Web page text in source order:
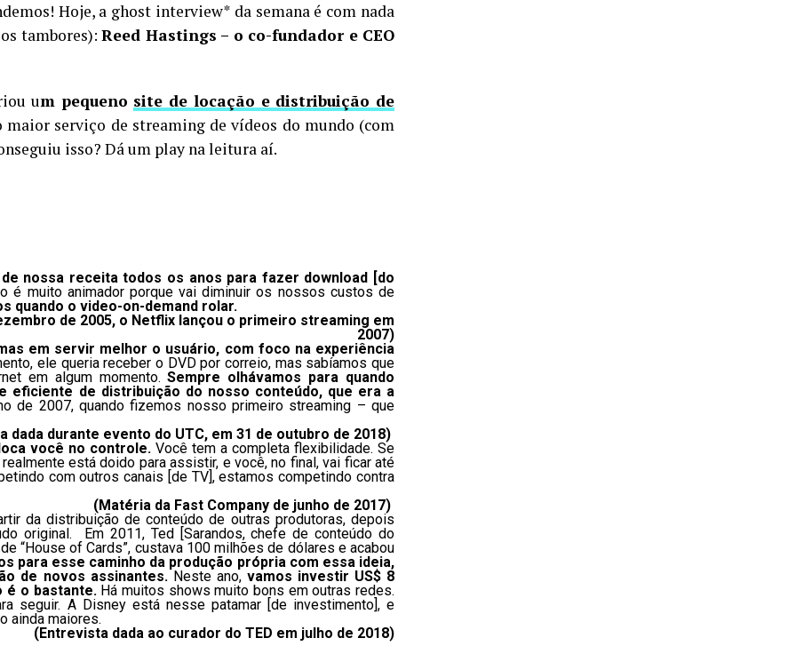
Hoje, a ghost interview* da semana é com nada
tambores):Reed Hastings – o co-fundador e CEO
um pequeno site de locação e distribuição de
serviço de streaming de vídeos do mundo (com
isso? Dá um play na leitura aí.
nossa receita todos os anos para fazer download [do
é muito animador porque vai diminuir os nossos custos de
quando o video-on-demand rolar.
de 2005, o Netflix lançou o primeiro streaming em
2007)
em servir melhor o usuário, com foco na experiência
ele queria receber o DVD por correio, mas sabíamos que
em algum momento.Sempre olhávamos para quando
eficiente de distribuição do nosso conteúdo, que era a
de 2007, quando fizemos nosso primeiro streaming – que
dada durante evento do UTC, em 31 de outubro de 2018)
você no controle. Você tem a completa flexibilidade. Se
está doido para assistir, e você, no final, vai ficar até
com outros canais [de TV], estamos competindo contra
(Matéria da Fast Company de junho de 2017)
da distribuição de conteúdo de outras produtoras, depois
original. Em 2011, Ted [Sarandos, chefe de conteúdo do
“House of Cards”, custava 100 milhões de dólares e acabou
para esse caminho da produção própria com essa ideia,
de novos assinantes.Neste ano,vamos investir US$ 8
é o bastante.Há muitos shows muito bons em outras redes.
seguir. A Disney está nesse patamar [de investimento], e
ainda maiores.
(Entrevista dada ao curador do TED em julho de 2018)